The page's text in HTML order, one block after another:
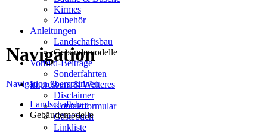
Kirmes
Zubehör
Anleitungen
Landschaftsbau
Gebäudemodelle
Vorbild-Beiträge
Sonderfahrten
Impressum & Weiteres
Disclaimer
Kontaktformular
Gästebuch
Linkliste
Navigation
Navigation überspringen
Landschaftsbau
Gebäudemodelle